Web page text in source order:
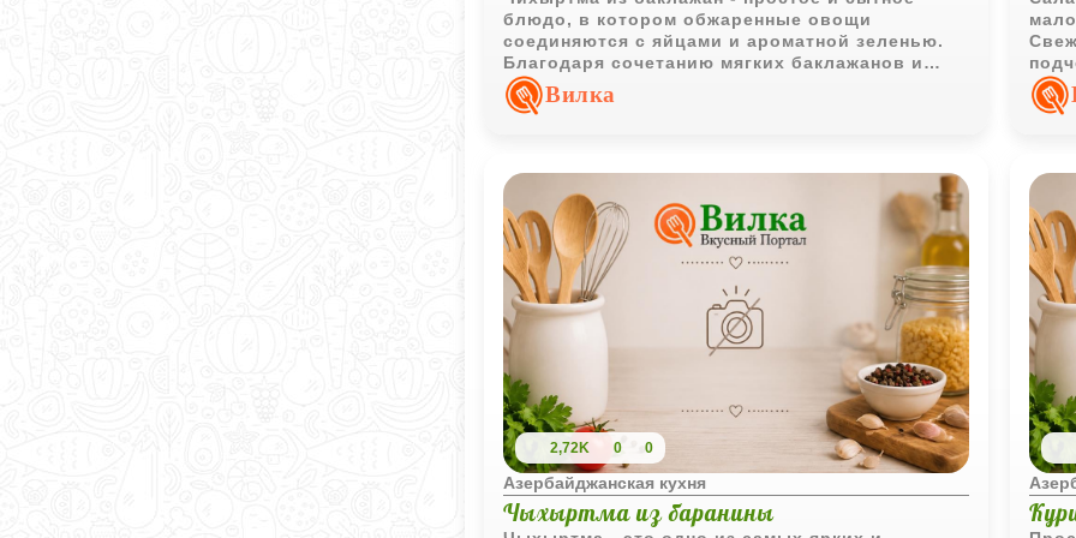
блюдо, в котором обжаренные овощи
соединяются с яйцами и ароматной зеленью.
Благодаря сочетанию мягких баклажанов и
румяной яичной корочки вкус получается
насыщенным и гармоничным.
Вилка
2,72K 0 0
Азербайджанская кухня
Чыхыртма из баранины